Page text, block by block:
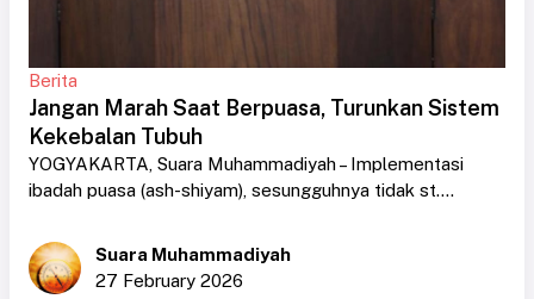
Berita
Jangan Marah Saat Berpuasa, Turunkan Sistem
Kekebalan Tubuh
YOGYAKARTA, Suara Muhammadiyah – Implementasi
ibadah puasa (ash-shiyam), sesungguhnya tidak st....
Suara Muhammadiyah
27 February 2026